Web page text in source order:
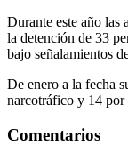
Durante este año las
la detención de 33
bajo señalamientos
De enero a la fecha
narcotráfico y 14 por
Comentarios